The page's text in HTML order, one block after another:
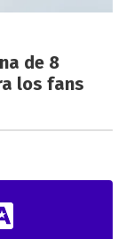
de 8
los fans